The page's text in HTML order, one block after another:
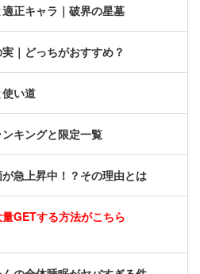
正キャラ｜破界の星墓
｜どっちがおすすめ？
い道
キングと限定一覧
が急上昇中！？その理由とは
GETする方法がこちら